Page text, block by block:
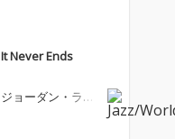
It Never Ends
ジョーダン・ラカ